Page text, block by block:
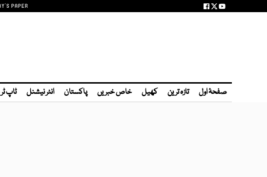
PAPER
صفحۂ اول تازہ ترین کھیل خاص خبریں پاکستان انٹر نیشنل ٹاپ